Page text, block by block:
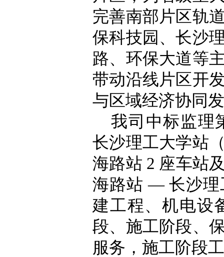
完善南部片区轨
保科技园、长沙
路、环保大道等
带动沿线片区开
与区域经济协同
我司中标监理
长沙理工大学站
海路站 2 座车站
海路站 — 长沙理
建工程、机电设
段、施工阶段、
服务，施工阶段